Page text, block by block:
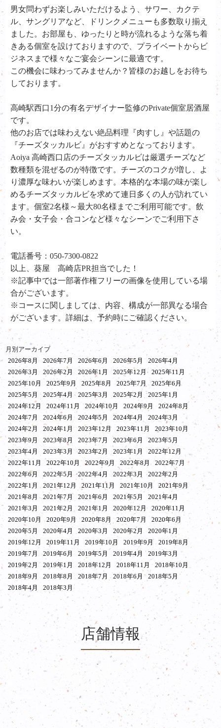
男女問わずお楽しみいただけるよう、サワー、カクテ
ル、サングリアなど、ドリンクメニューも多数取り揃え
ました。お部屋も、ゆったりと時が流れるような落ち着
きある個室を設けておりますので、プライベートからビ
ジネスまで様々なご宴会シーンに最適です。
この機会に味わってみませんか？皆様のお越しをお待ち
しております。
高崎駅西口1分の有名デザイナー監修のPrivate個室居酒屋
です。
他のお店では味わえない絶品料理『肉すし』や話題の
『チーズタッカルビ』がおすすめとなっております。
Aoiya 高崎西口店のチーズタッカルビは厳選チーズなど
数種類を混ぜるのが特徴です。チーズのコクが増し、よ
り濃厚な味わいが楽しめます。本格的な本場の味が楽し
めるチーズタッカルビを求めて連日多くの人が訪れてい
ます。個室2名様～最大80名様までご利用可能です。飲
み会・女子会・合コンなど様々なシーンでご利用下さ
い。
電話番号：050-7300-0822
以上、葵屋 高崎店PR担当でした！
※記事中では一部著作権フリーの画像を使用している場
合がございます。
※コースに関しましては、内容、構成が一部異なる場合
がございます。詳細は、予約時にご確認ください。
月別アーカイブ
2026年8月
2026年7月 2026年6月 2026年5月
2026年4月
2026年3月
2026年2月 2026年1月 2025年12月
2025年11月
2025年10月
2025年9月 2025年8月 2025年7月
2025年6月
2025年5月
2025年4月 2025年3月 2025年2月
2025年1月
2024年12月
2024年11月 2024年10月 2024年9月
2024年8月
2024年7月
2024年6月 2024年5月 2024年4月
2024年3月
2024年2月
2024年1月 2023年12月 2023年11月
2023年10月
2023年9月
2023年8月 2023年7月 2023年6月
2023年5月
2023年4月
2023年3月 2023年2月 2023年1月
2022年12月
2022年11月
2022年10月 2022年9月 2022年8月
2022年7月
2022年6月
2022年5月 2022年4月 2022年3月
2022年2月
2022年1月
2021年12月 2021年11月 2021年10月
2021年9月
2021年8月
2021年7月 2021年6月 2021年5月
2021年4月
2021年3月
2021年2月 2021年1月 2020年12月
2020年11月
2020年10月
2020年9月 2020年8月 2020年7月
2020年6月
2020年5月
2020年4月 2020年3月 2020年2月
2020年1月
2019年12月
2019年11月 2019年10月 2019年9月
2019年8月
2019年7月
2019年6月 2019年5月 2019年4月
2019年3月
2019年2月
2019年1月 2018年12月 2018年11月
2018年10月
2018年9月
2018年8月 2018年7月 2018年6月
2018年5月
2018年4月
2018年3月
店舗情報